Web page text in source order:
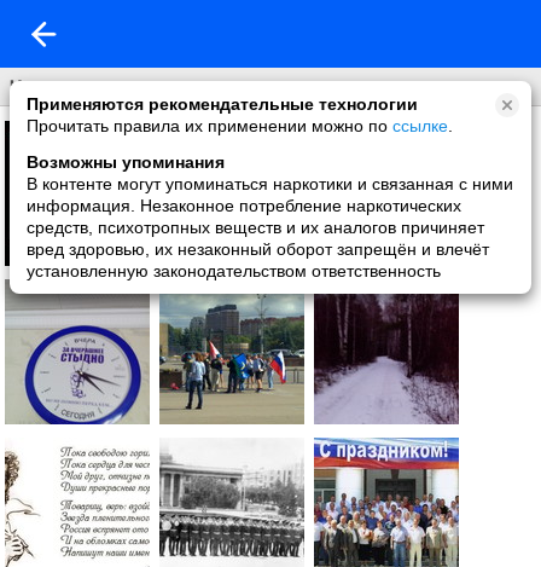
Применяются рекомендательные технологии
Прочитать правила их применении можно по ссылке
Возможны упоминания
В контенте могут упоминаться наркотики и связанная с ними
информация. Незаконное потребление наркотических
средств, психотропных веществ и их аналогов причиняет
вред здоровью, их незаконный оборот запрещён и влечёт
установленную законодательством ответственность
Что нового